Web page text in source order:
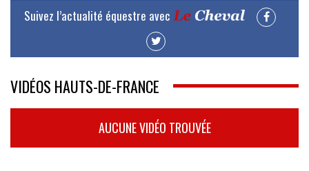
Suivez l’actualité équestre avec
VIDÉOS HAUTS-DE-FRANCE
AUCUNE VIDÉO TROUVÉE